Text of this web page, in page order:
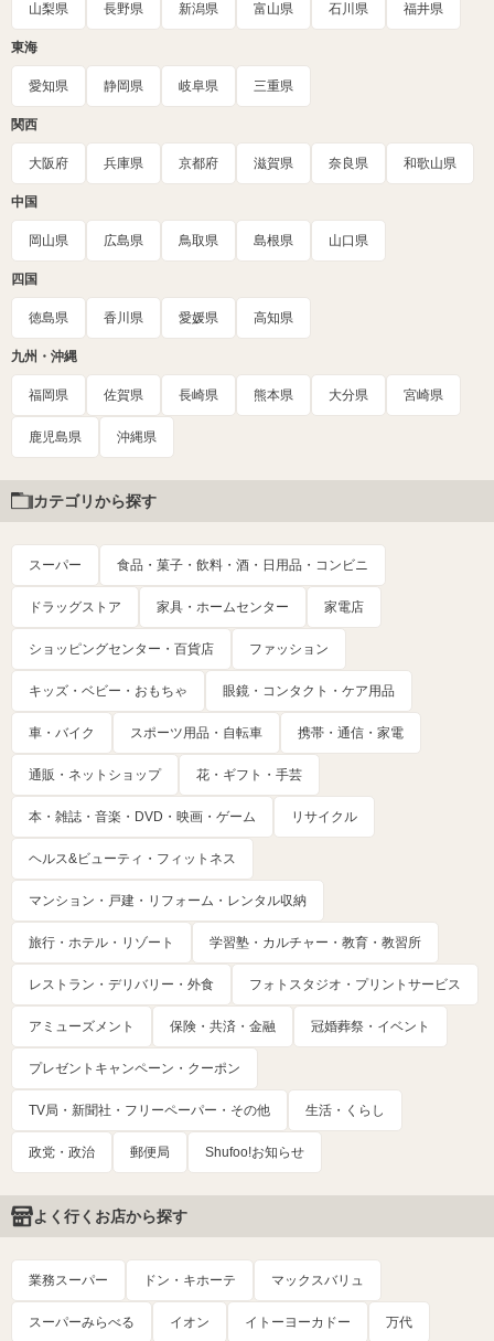
山梨県 長野県 新潟県 富山県 石川県 福井県
東海
愛知県 静岡県 岐阜県 三重県
関西
大阪府 兵庫県 京都府 滋賀県 奈良県 和歌山県
中国
岡山県 広島県 鳥取県 島根県 山口県
四国
徳島県 香川県 愛媛県 高知県
九州・沖縄
福岡県 佐賀県 長崎県 熊本県 大分県 宮崎県
鹿児島県 沖縄県
カテゴリから探す
スーパー 食品・菓子・飲料・酒・日用品・コンビニ
ドラッグストア 家具・ホームセンター 家電店
ショッピングセンター・百貨店 ファッション
キッズ・ベビー・おもちゃ 眼鏡・コンタクト・ケア用品
車・バイク スポーツ用品・自転車 携帯・通信・家電
通販・ネットショップ 花・ギフト・手芸
本・雑誌・音楽・DVD・映画・ゲーム リサイクル
ヘルス&ビューティ・フィットネス
マンション・戸建・リフォーム・レンタル収納
旅行・ホテル・リゾート 学習塾・カルチャー・教育・教習所
レストラン・デリバリー・外食 フォトスタジオ・プリントサービス
アミューズメント 保険・共済・金融 冠婚葬祭・イベント
プレゼントキャンペーン・クーポン
TV局・新聞社・フリーペーパー・その他 生活・くらし
政党・政治 郵便局 Shufoo!お知らせ
よく行くお店から探す
業務スーパー ドン・キホーテ マックスバリュ
スーパーみらべる イオン イトーヨーカドー 万代